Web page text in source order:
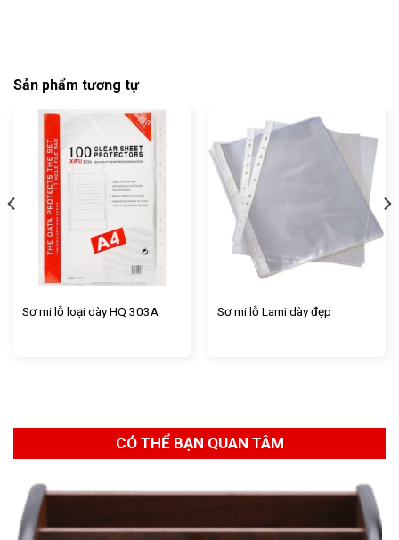
Sản phẩm tương tự
Sơ mi lỗ loại dày HQ 303A Sơ mi lỗ Lami dày đẹp
CÓ THỂ BẠN QUAN TÂM